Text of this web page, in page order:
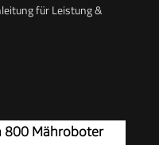
für Leistung &
800 Mähroboter